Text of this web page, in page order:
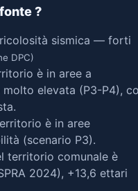
?
sismica — forti
DPC)
è in aree a
elevata (P3-P4),
è in aree
(scenario P3).
territorio comunale è
2024), +13,6 ettari